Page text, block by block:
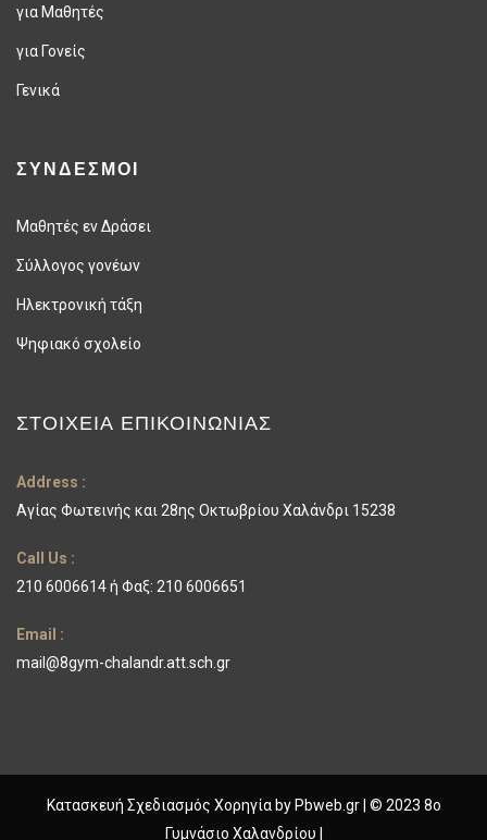
για Μαθητές
για Γονείς
Γενικά
ΣΥΝΔΕΣΜΟΙ
Μαθητές εν Δράσει
Σύλλογος γονέων
Ηλεκτρονική τάξη
Ψηφιακό σχολείο
ΣΤΟΙΧΕΊΑ ΕΠΙΚΟΙΝΩΝΊΑΣ
Address :
Αγίας Φωτεινής και 28ης Οκτωβρίου Χαλάνδρι 15238
Call Us :
210 6006614 ή Φαξ: 210 6006651
Email :
mail@8gym-chalandr.att.sch.gr
Κατασκευή Σχεδιασμός Χορηγία by Pbweb.gr | © 2023 8ο
Γυμνάσιο Χαλανδρίου |